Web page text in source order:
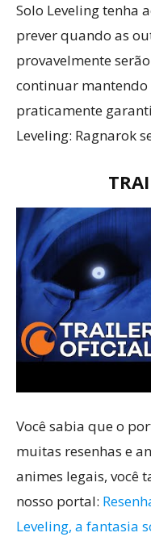
Solo Leveling tenha
prever quando as
provavelmente
continuar
praticamente
Leveling: Ragnarok
Você sabia que o
muitas resenhas e
animes legais, você
nosso portal:
Leveling, a fantasia